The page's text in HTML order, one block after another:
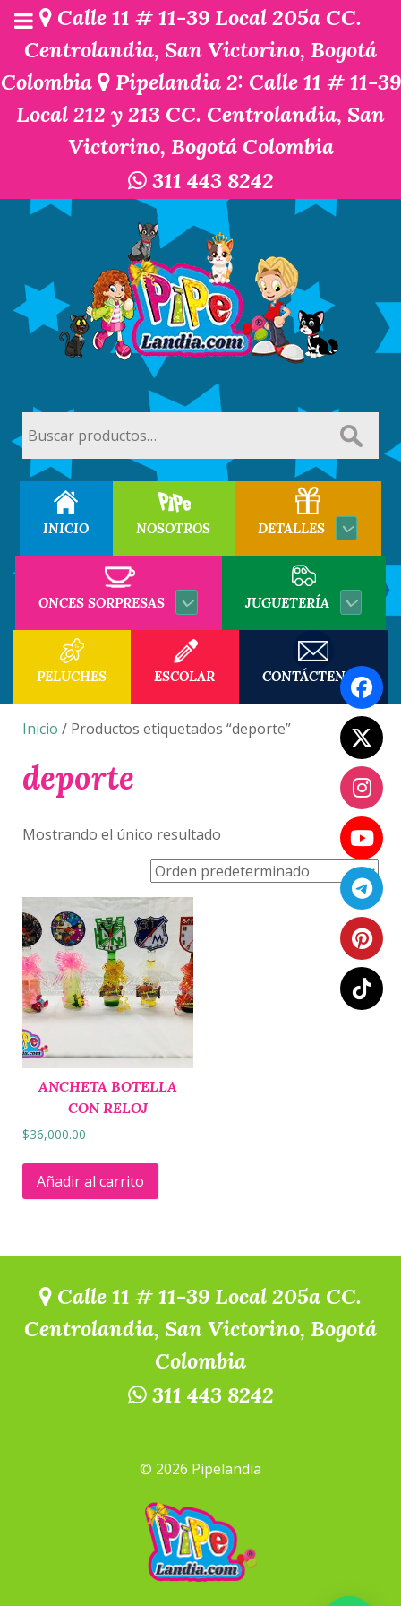
Calle 11 # 11-39 Local 205a CC.
Centrolandia, San Victorino, Bogotá
Colombia
Pipelandia 2: Calle 11 # 11-39
Local 212 y 213 CC. Centrolandia, San
Victorino, Bogotá Colombia
311 443 8242
por:
INICIO NOSOTROS DETALLES
ONCES SORPRESAS JUGUETERÍA
PELUCHES ESCOLAR CONTÁCTENOS
Inicio / Productos etiquetados “deporte”
deporte
Mostrando el único resultado
ANCHETA BOTELLA
CON RELOJ
$36,000.00
Añadir al carrito
Calle 11 # 11-39 Local 205a CC.
Centrolandia, San Victorino, Bogotá
Colombia
311 443 8242
© 2026 Pipelandia